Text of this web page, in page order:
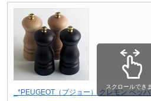
_*PEUGEOT（プジョー） クレモン ペ
スクロールでき